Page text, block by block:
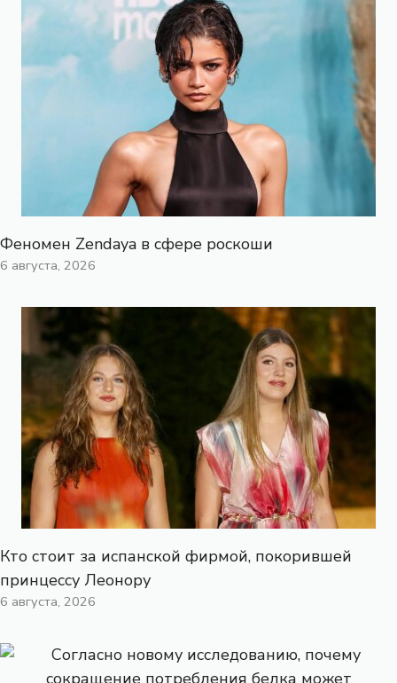
Феномен Zendaya в сфере роскоши
6 августа, 2026
Кто стоит за испанской фирмой, покорившей
принцессу Леонору
6 августа, 2026